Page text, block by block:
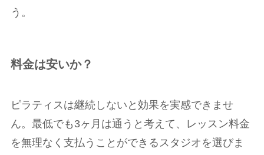
う。
料金は安いか？
ピラティスは継続しないと効果を実感できませ
ん。最低でも3ヶ月は通うと考えて、レッスン料金
を無理なく支払うことができるスタジオを選びま